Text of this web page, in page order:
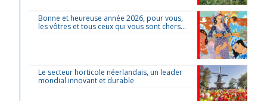
Bonne et heureuse année 2026, pour vous,
les vôtres et tous ceux qui vous sont chers…
Le secteur horticole néerlandais, un leader
mondial innovant et durable